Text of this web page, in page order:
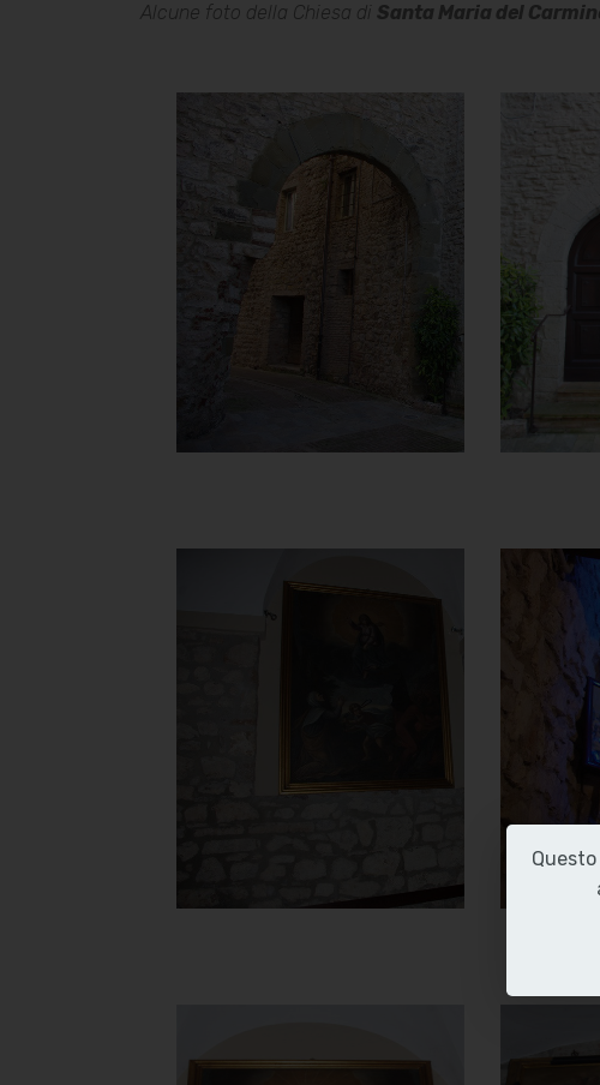
Alcune foto della Chiesa di Santa Maria del
Chiesa di
Santa Maria
del Carmine
Esterno della Chiesa,
accanto alla porta del
Soccorso"
Chiesa di